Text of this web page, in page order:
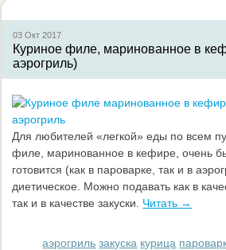
03 Окт2017
Куриное филе, маринованное в
аэрогриль)
Для любителей «легкой» еды по всем
филе, маринованное в кефире, очень
готовится (как в пароварке, так и в
диетическое. Можно подавать как в
так и в качестве закуски.
Читать →
аэрогриль закуска курица